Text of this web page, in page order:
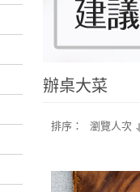
辦桌大菜
排序： 瀏覽人次